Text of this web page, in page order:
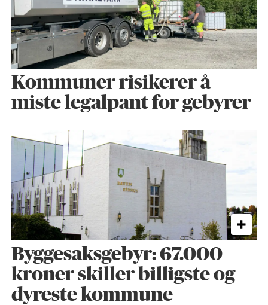
Kommuner risikerer å
miste legalpant for gebyrer
Byggesaks­gebyr: 67.000
kroner skiller billigste og
dyreste kommune